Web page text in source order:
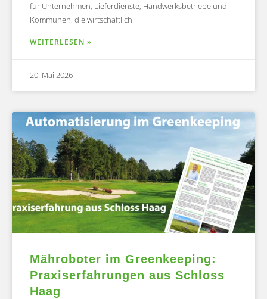
für Unternehmen, Lieferdienste, Handwerksbetriebe und
Kommunen, die wirtschaftlich
WEITERLESEN »
20. Mai 2026
Mähroboter im Greenkeeping:
Praxiserfahrungen aus Schloss
Haag